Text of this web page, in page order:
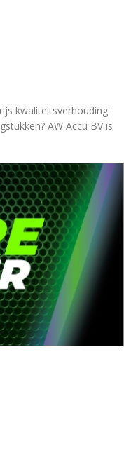
kwaliteitsverhouding
AW Accu BV is